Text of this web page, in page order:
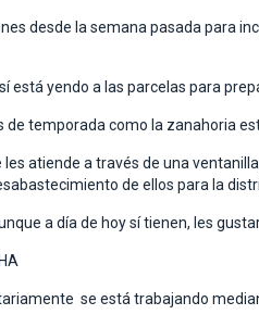
desde la semana pasada para
está yendo a las parcelas para
de temporada como la zanahoria
atiende a través de una
de ellos para la
a día de hoy sí tienen, les
se está trabajando